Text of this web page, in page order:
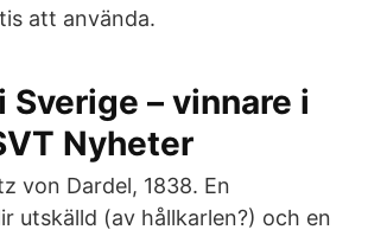
att använda.
Sverige – vinnare i
Nyheter
von Dardel, 1838. En
utskälld (av hållkarlen?) och en